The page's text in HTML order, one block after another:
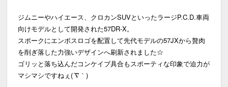
ジムニーやハイエース、クロカンSUVといったラージP.C.D.車両
向けモデルとして開発された57DR-X。
スポークにエンボスロゴを配置して先代モデルの57JXから贅肉
を削ぎ落した力強いデザインへ刷新されました☆
ゴリッと落ち込んだコンケイブ具合もスポーティな印象で迫力が
マシマシですねぇ(´∇｀)